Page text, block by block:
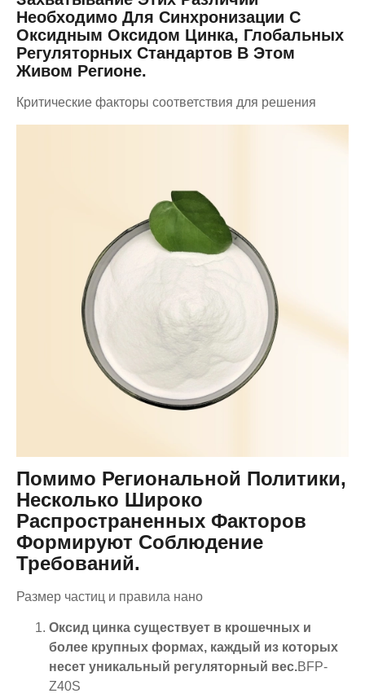
Необходимо Для Синхронизации С
Оксидным Оксидом Цинка, Глобальных
Регуляторных Стандартов В Этом
Живом Регионе.
Критические факторы соответствия для решения
Помимо Региональной Политики,
Несколько Широко
Распространенных Факторов
Формируют Соблюдение
Требований.
Размер частиц и правила нано
Оксид цинка существует в крошечных и
более крупных формах, каждый из которых
несет уникальный регуляторный вес.BFP-
Z40S